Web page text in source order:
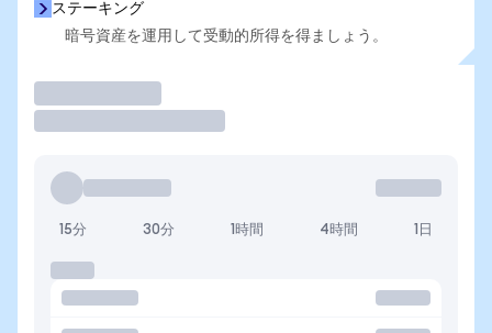
ステーキング
暗号資産を運用して受動的所得を得ましょう。
15分 30分 1時間 4時間 1日